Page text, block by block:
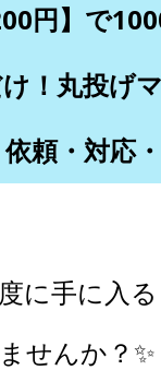
円】で
！丸投げ
頼・対応
に手に入
せんか？✨